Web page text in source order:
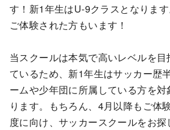
す！新1年生はU-9クラスとなりま
ご体験された方もいます！
当スクールは本気で高いレベルを
ているため、新1年生はサッカー歴
ームや少年団に所属している方を
ります。もちろん、4月以降もご体
度に向け、サッカースクールをお